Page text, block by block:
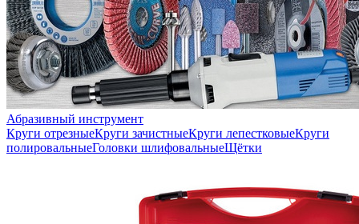
Абразивный инструмент
Круги отрезныеКруги зачистныеКруги лепестковыеКруги
полировальныеГоловки шлифовальныеЩётки